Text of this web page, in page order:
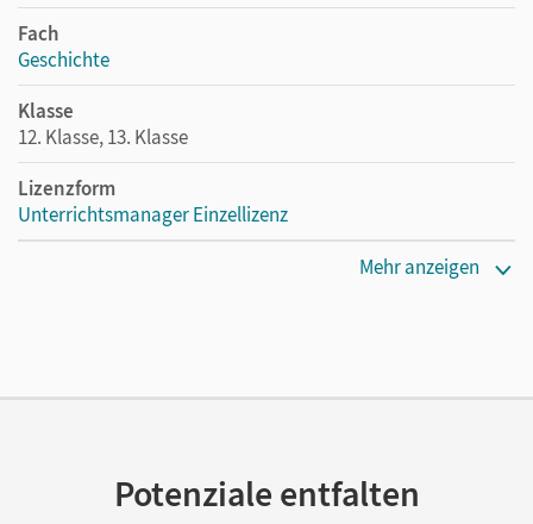
Fach
Geschichte
Klasse
12. Klasse, 13. Klasse
Lizenzform
Unterrichtsmanager Einzellizenz
Unterrichtsmanagers solange das Lehrwerk erhältlich ist.
Mehr anzeigen
Potenziale entfalten